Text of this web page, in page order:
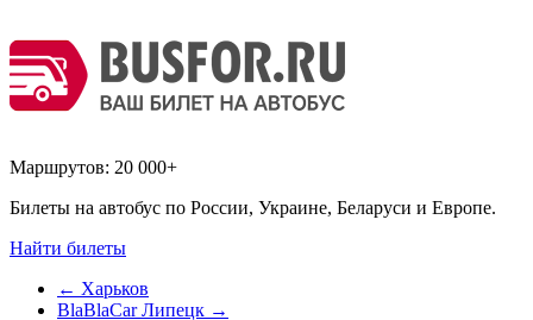
Маршрутов: 20 000+
Билеты на автобус по России, Украине, Беларуси и Европе.
Найти билеты
← Харьков
BlaBlaCar Липецк →